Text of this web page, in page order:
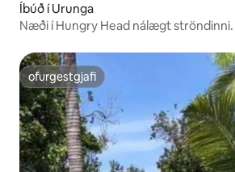
Íbúð í Urunga
Næði í Hungry Head nálægt ströndinni.
ofurgestgjafi
ofurgestgjafi